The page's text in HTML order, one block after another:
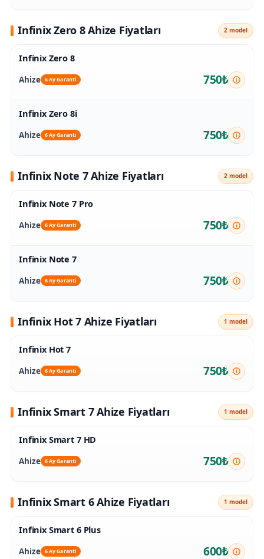
Infinix Zero 8 Ahize Fiyatları 2 model
Infinix Zero 8
Ahize 6 Ay Garanti 750₺
Infinix Zero 8i
Ahize 6 Ay Garanti 750₺
Infinix Note 7 Ahize Fiyatları 2 model
Infinix Note 7 Pro
Ahize 6 Ay Garanti 750₺
Infinix Note 7
Ahize 6 Ay Garanti 750₺
Infinix Hot 7 Ahize Fiyatları 1 model
Infinix Hot 7
Ahize 6 Ay Garanti 750₺
Infinix Smart 7 Ahize Fiyatları 1 model
Infinix Smart 7 HD
Ahize 6 Ay Garanti 750₺
Infinix Smart 6 Ahize Fiyatları 1 model
Infinix Smart 6 Plus
Ahize 6 Ay Garanti 600₺